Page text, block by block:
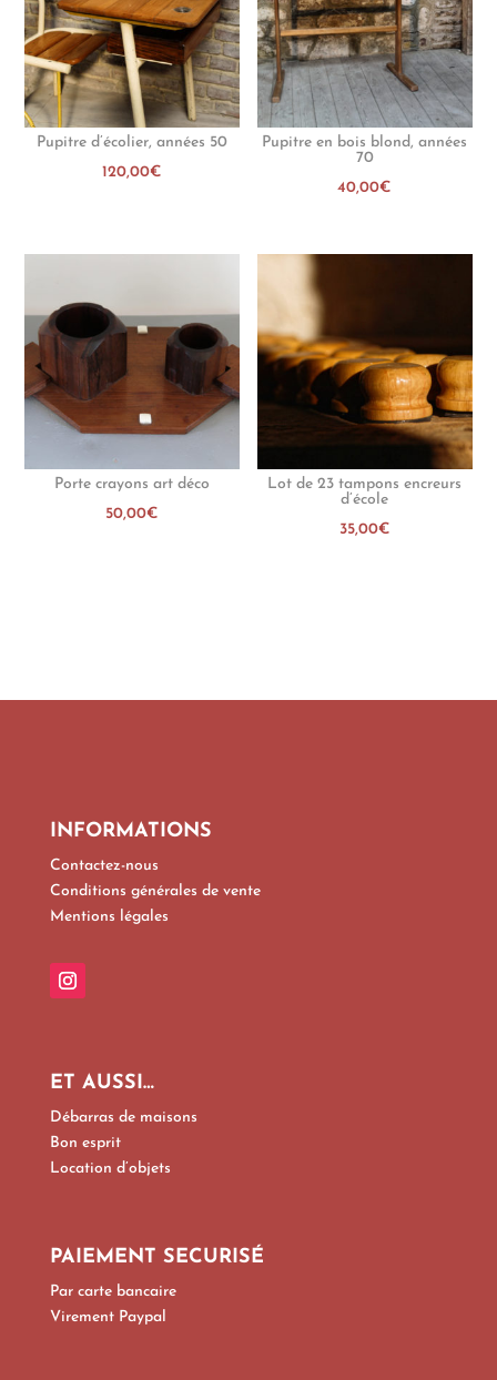
Pupitre d’écolier, années 50
120,00€
Pupitre en bois blond, années
70
40,00€
Porte crayons art déco
50,00€
Lot de 23 tampons encreurs
d’école
35,00€
INFORMATIONS
Contactez-nous
Conditions générales de vente
Mentions légales
ET AUSSI…
Débarras de maisons
Bon esprit
Location d’objets
PAIEMENT SECURISÉ
Par carte bancaire
Virement Paypal